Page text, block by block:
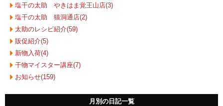
塩干の太助 やきはま覚王山店(3)
塩干の太助 猫洞通店(2)
太助のレシピ紹介(59)
販促紹介(5)
新物入荷(4)
干物マイスター講座(7)
お知らせ(159)
月別の日記一覧